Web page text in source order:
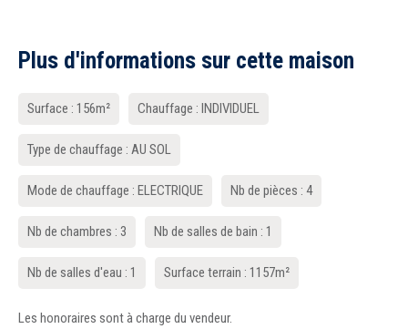
Plus d'informations sur cette maison
Surface : 156m² Chauffage : INDIVIDUEL
Type de chauffage : AU SOL
Mode de chauffage : ELECTRIQUE Nb de pièces : 4
Nb de chambres : 3 Nb de salles de bain : 1
Nb de salles d'eau : 1 Surface terrain : 1157m²
Les honoraires sont à charge du vendeur.